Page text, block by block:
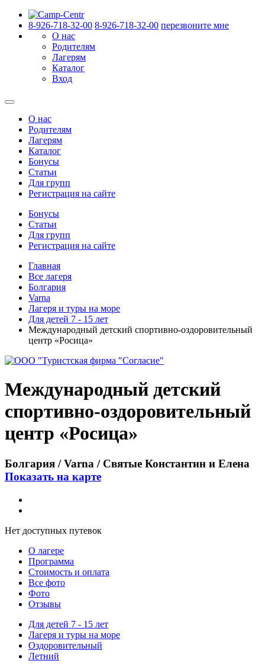
8-926-718-32-00 8-926-718-32-00 перезвоните мне
О нас
Родителям
Лагерям
Каталог
Вход
О нас
Родителям
Лагерям
Каталог
Бонусы
Статьи
Для групп
Регистрация на сайте
Бонусы
Статьи
Для групп
Регистрация на сайте
Главная
Все лагеря
Болгария
Varna
Лагеря и туры на море
Для детей 7 - 15 лет
Международный детский спортивно-оздоровительный
центр «Росица»
Международный детский
спортивно-оздоровительный
центр «Росица»
Болгария / Varna / Святые Константин и Елена
Показать на карте
Нет доступных путевок
О лагере
Программа
Стоимость и оплата
Все фото
Фото
Отзывы
Для детей 7 - 15 лет
Лагеря и туры на море
Оздоровительный
Летний